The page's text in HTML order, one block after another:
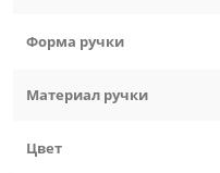
Форма ручки
Материал ручки
Цвет